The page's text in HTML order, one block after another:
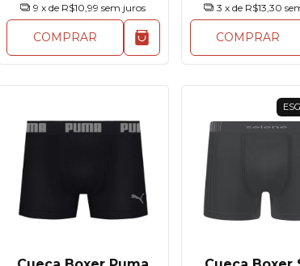
9 x de R$10,99 sem juros
COMPRAR
3 x de R$13,30
COMPRAR